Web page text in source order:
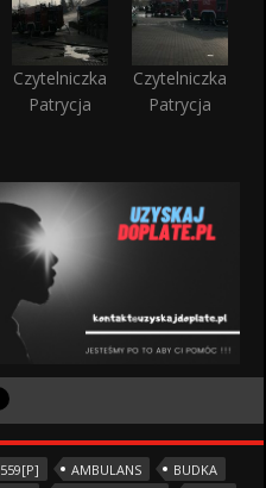
Czytelniczka
Patrycja
Czytelniczka
Patrycja
559[P] AMBULANS
BUDKA